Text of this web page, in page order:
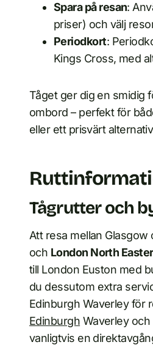
Spara på resan:
priser) och välj
Periodkort:
Kings Cross, med
Tåget ger dig en smidig
ombord – perfekt för
eller ett prisvärt
Tågrutter och
Att resa mellan
och London North
till London Euston med
du dessutom extra
Edinburgh Waverley för
Edinburgh Waverley
vanligtvis en